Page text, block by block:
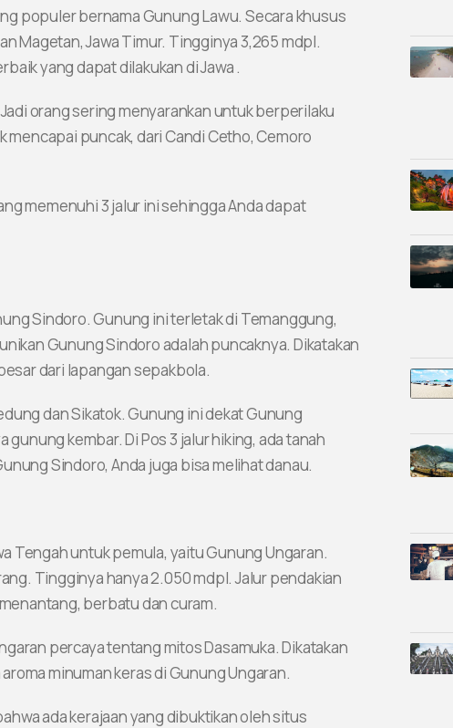
populer bernama Gunung Lawu. Secara khusus
Magetan, Jawa Timur. Tingginya 3,265 mdpl.
yang dapat dilakukan di Jawa .
orang sering menyarankan untuk berperilaku
mencapai puncak, dari Candi Cetho, Cemoro
memenuhi 3 jalur ini sehingga Anda dapat
Sindoro. Gunung ini terletak di Temanggung,
Gunung Sindoro adalah puncaknya. Dikatakan
dari lapangan sepakbola.
dan Sikatok. Gunung ini dekat Gunung
kembar. Di Pos 3 jalur hiking, ada tanah
Sindoro, Anda juga bisa melihat danau.
Tengah untuk pemula, yaitu Gunung Ungaran.
Tingginya hanya 2.050 mdpl. Jalur pendakian
berbatu dan curam.
percaya tentang mitos Dasamuka. Dikatakan
minuman keras di Gunung Ungaran.
ada kerajaan yang dibuktikan oleh situs